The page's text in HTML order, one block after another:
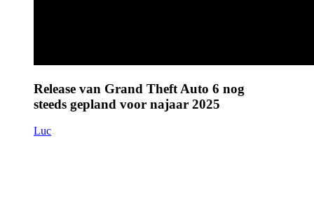
Release van Grand Theft Auto 6 nog
steeds gepland voor najaar 2025
Luc